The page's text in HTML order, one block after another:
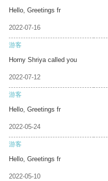
Hello, Greetings fr
2022-07-16
游客
Horny Shriya called you
2022-07-12
游客
Hello, Greetings fr
2022-05-24
游客
Hello, Greetings fr
2022-05-10